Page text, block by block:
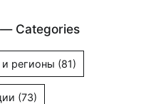
— Categories
и регионы (81)
(73)